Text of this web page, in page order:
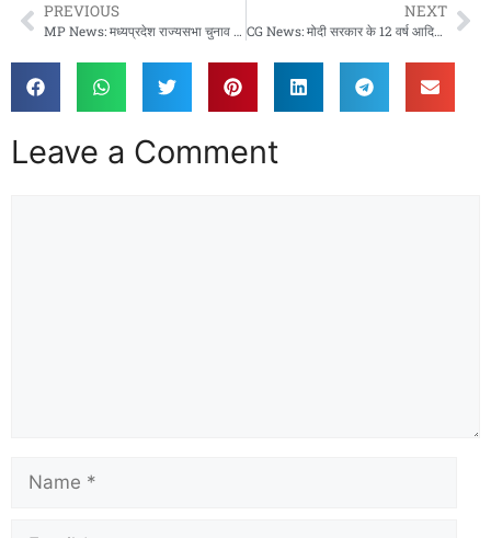
PREVIOUS
MP News: मध्यप्रदेश राज्यसभा चुनाव में बड़ा झटका: कांग्रेस उम्मीदवार मीनाक्षी नटराजन का नामांकन खारिज, सियासत गरमाई
NEXT
CG News: मोदी सरकार के 12 वर्ष आदिवासी उत्थान और नक्सलमुक्ति का स्वर्णकाल : मुख्यमंत्री साय
Leave a Comment